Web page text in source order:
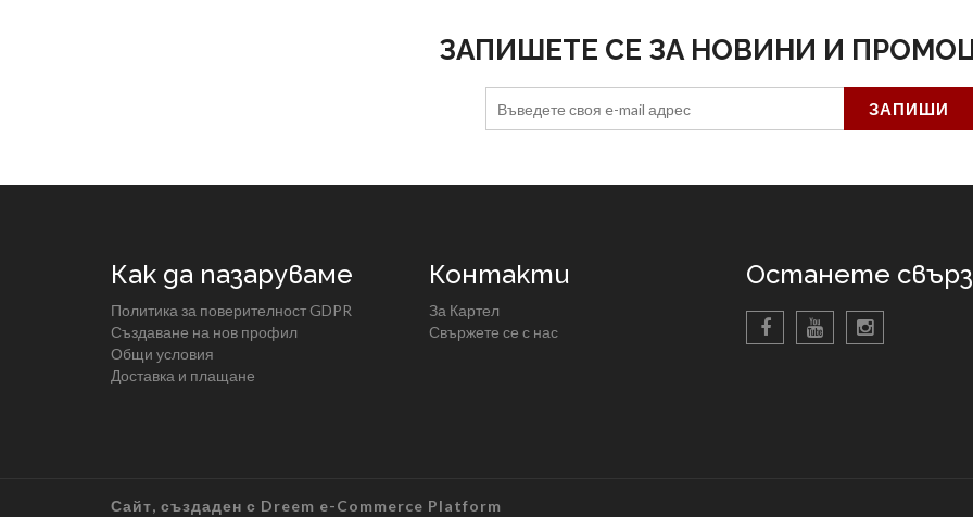
ЗАПИШЕТЕ СЕ ЗА НОВИНИ И
Как да пазаруваме
Политика за поверителност GDPR
Създаване на нов профил
Общи условия
Доставка и плащане
Контакти
За Картел
Свържете се с нас
Останете
Сайт, създаден с Dreem e-Commerce Platform